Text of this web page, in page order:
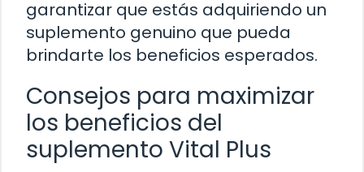
garantizar que estás adquiriendo un
suplemento genuino que pueda
brindarte los beneficios esperados.
Consejos para maximizar
los beneficios del
suplemento Vital Plus